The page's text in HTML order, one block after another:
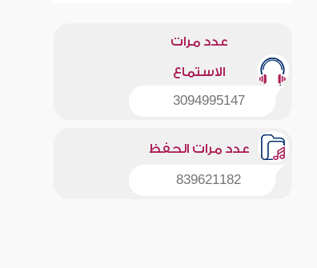
عدد مرات
الاستماع
3094995147
عدد مرات الحفظ
839621182